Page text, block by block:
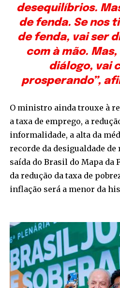
desequilíbrios.
de fenda. Se nos
de fenda, vai ser
com à mão.
diálogo, vai
prosperando”,
O ministro ainda trouxe à
a taxa de emprego, a
informalidade, a alta da
recorde da desigualdade de
saída do Brasil do Mapa da
da redução da taxa de
inflação será a menor da